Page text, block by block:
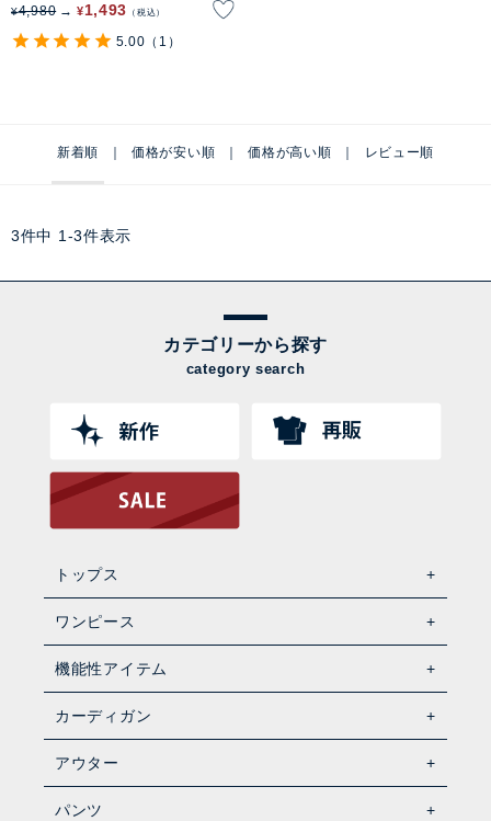
¥4,980 ¥1,493 税込
5.00 （1）
新着順 価格が安い順 価格が高い順 レビュー順
3件中 1 -3件表示
カテゴリーから探す
category search
トップス
ワンピース
機能性アイテム
カーディガン
アウター
パンツ